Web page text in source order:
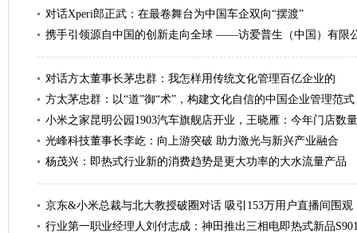
对话Xperi郎正武：在最卷舞台为中国车企双向“摆渡”
携手引领源自中国的创新走向全球 ——访爱普生（中国）有限
对话方太董事长茅忠群：我怎样用传统文化管理百亿企业的
方太茅忠群：以“道”御“术”，构建文化自信的中国企业管理范式
小米之家昆明公园1903汽车旗舰店开业，王晓雁：今年门店数
光峰科技董事长李屹：向上游突破 助力激光与新兴产业融合
杨茂兴：即热式行业新的消费趋势是更大功率的大水流量产品
京东&小米总裁与北大教授破圈对话 吸引153万用户直播间围观
行业第一职业经理人刘付志成：神田推出三相电即热式新品